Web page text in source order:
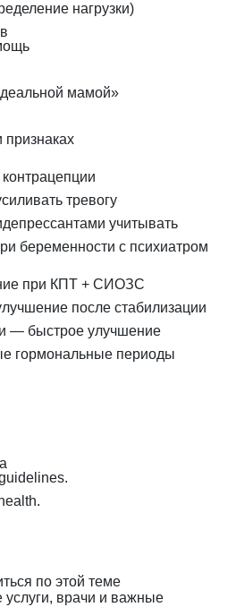
нагрузки)
мамой»
тревогу
учитывать
беременности с психиатром
при КПТ + СИОЗС
после стабилизации
— быстрое улучшение
гормональные периоды
по этой теме
услуги, врачи и важные